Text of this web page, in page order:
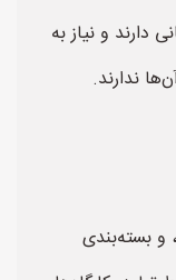
و نیاز به
ندارند.
و بسته‌بندی